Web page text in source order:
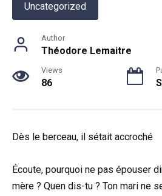
Uncategorized
Author
Théodore Lemaitre
Views
86
Dès le berceau, il sétait accroché
Écoute, pourquoi ne pas épouser
mère ? Quen dis-tu ? Ton mari ne